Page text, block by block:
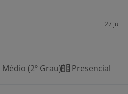
27 jul
(2º Grau) Presencial